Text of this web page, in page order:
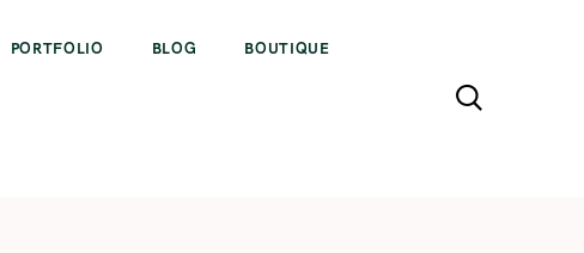
PORTFOLIO BLOG BOUTIQUE